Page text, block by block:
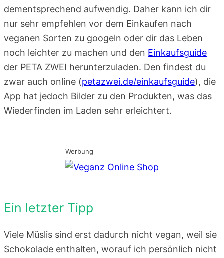
dementsprechend aufwendig. Daher kann ich dir
nur sehr empfehlen vor dem Einkaufen nach
veganen Sorten zu googeln oder dir das Leben
noch leichter zu machen und den Einkaufsguide
der PETA ZWEI herunterzuladen. Den findest du
zwar auch online (petazwei.de/einkaufsguide), die
App hat jedoch Bilder zu den Produkten, was das
Wiederfinden im Laden sehr erleichtert.
Werbung
Ein letzter Tipp
Viele Müslis sind erst dadurch nicht vegan, weil sie
Schokolade enthalten, worauf ich persönlich nicht